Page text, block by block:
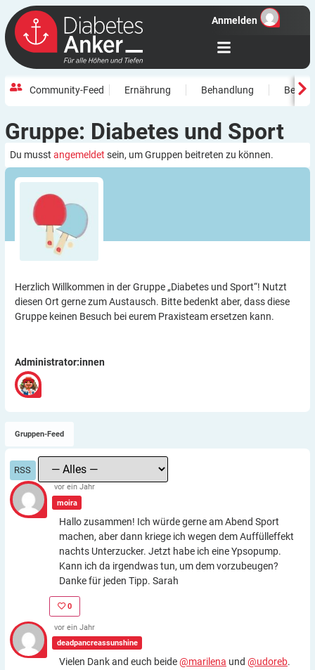
Anmelden
Community-Feed Ernährung Behandlung
Diabetes und Sport
Du musst angemeldet sein, um Gruppen beitreten zu können.
Herzlich Willkommen in der Gruppe „Diabetes und Sport“! Nutzt
diesen Ort gerne zum Austausch. Bitte bedenkt aber, dass diese
Gruppe keinen Besuch bei eurem Praxisteam ersetzen kann.
Administrator:innen
Gruppen-Feed
RSS
moira
vor ein Jahr
Hallo zusammen! Ich würde gerne am Abend Sport
machen, aber dann kriege ich wegen dem Auffülleffekt
nachts Unterzucker. Jetzt habe ich eine Ypsopump.
Kann ich da irgendwas tun, um dem vorzubeugen?
Danke für jeden Tipp. Sarah
0
deadpancreassunshine
vor ein Jahr
Vielen Dank and euch beide@marilena und @udoreb.